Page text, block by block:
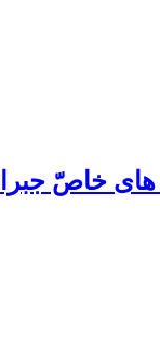
خاصّ